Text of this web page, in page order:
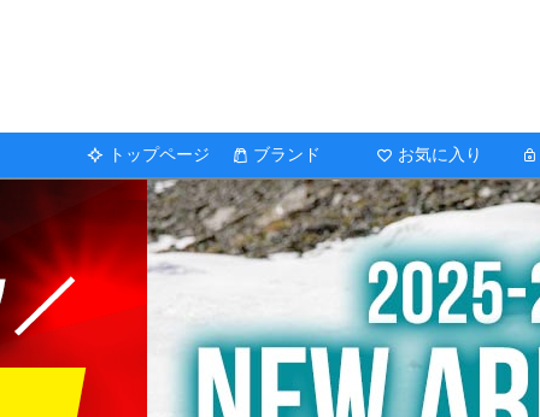
トップページ ブランド お気に入り